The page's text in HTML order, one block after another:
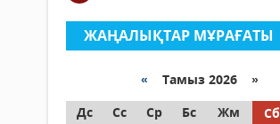
ЖАҢАЛЫҚТАР МҰРАҒАТЫ
« Тамыз 2026 »
Дс
Сс Ср Бс Жм Сб